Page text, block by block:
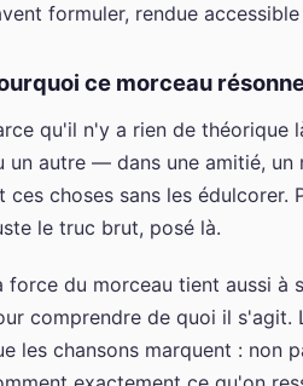
formuler, rendue
ce morceau
qu'il n'y a rien de théorique
un autre — dans une amitié,
ces choses sans les édulcorer.
le truc brut, posé là.
force du morceau tient aussi à
comprendre de quoi il s'agit.
les chansons marquent : non